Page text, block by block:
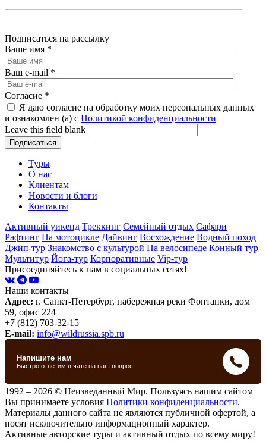
Подписаться на рассылку
Ваше имя *
Ваш e-mail *
Согласие *
Я даю согласие на обработку моих персональных данных
и ознакомлен (а) с Политикой конфиденциальности
Leave this field blank
Туры
О нас
Клиентам
Новости и блоги
Контакты
Активный уикенд Треккинг Семейный отдых Сафари
Рафтинг На мотоцикле Дайвинг Восхождение Водный поход
Джип-тур Знакомство с культурой На велосипеде Конный тур
Мультитур Йога-тур Корпоративные Vip-тур
Присоединяйтесь к нам в социальных сетях!
Наши контакты
Адрес: г. Санкт-Петербург, набережная реки Фонтанки, дом
59, офис 224
+7 (812) 703-32-15
E-mail: info@wildrussia.spb.ru
1992 – 2026 © Неизведанный Мир. Пользуясь нашим сайтом
Вы принимаете условия Политики конфиденциальности.
Материалы данного сайта не являются публичной офертой, а
носят исключительно информационный характер.
Активные авторские туры и активный отдых по всему миру!